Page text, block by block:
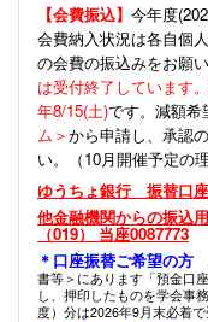
【会費振込】 今年度(
会費納入状況は各自個
の会費の振込みをお願
は受付終了しています
年8/15(土)です。減額希
ム＞から申請し、承認
い。（10月開催予定の
ゆうちょ銀行 振替口
他金融機関からの振込
（019） 当座0087773
＊口座振替ご希望の方
書等＞にあります「預金口
し、押印したものを学会事
度）分は2026年9月末必着で